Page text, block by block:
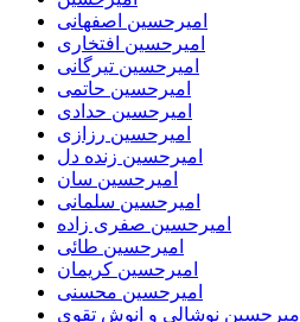
امیرحسین اصفهانی
امیرحسین افتخاری
امیرحسین تیرگانی
امیرحسین حاتمی
امیرحسین حدادی
امیرحسین رزازی
امیرحسین زنده دل
امیرحسین سان
امیرحسین سلمانی
امیرحسین صفری زاده
امیرحسین طائی
امیرحسین کریمان
امیرحسین محسنی
امیرحسین نوشالی و انوش تقوی